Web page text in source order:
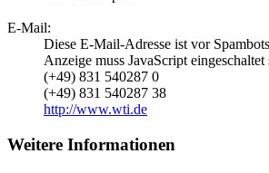
E-Mail:
Diese E-Mail-Adresse ist vor
Anzeige muss JavaScript eingeschaltet
(+49) 831 540287 0
(+49) 831 540287 38
http://www.wti.de
Weitere Informationen